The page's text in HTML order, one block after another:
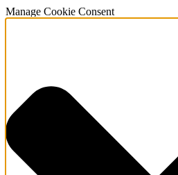
Manage Cookie Consent